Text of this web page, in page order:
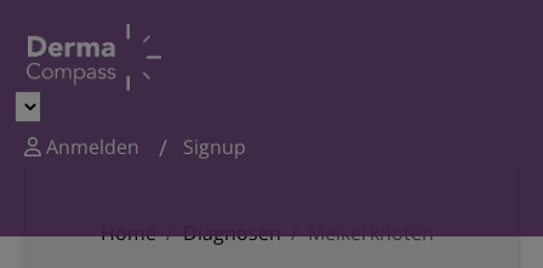
Anmelden Signup
Home Diagnosen Melkerknoten